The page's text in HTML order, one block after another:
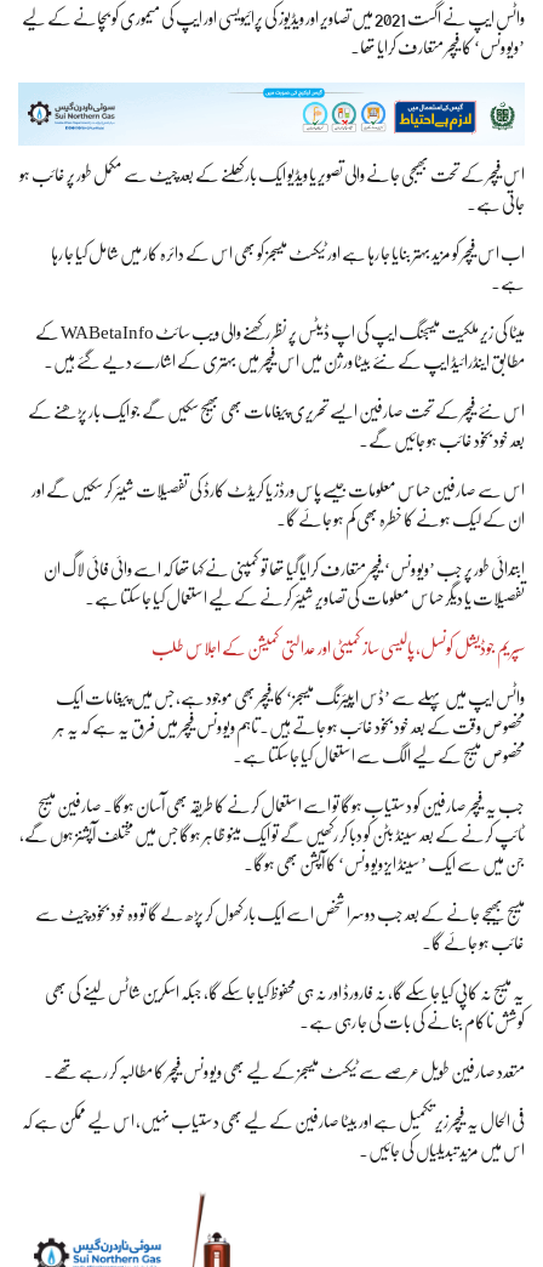
واٹس ایپ نے اگست 2021 میں تصاویر اور ویڈیوز کی پرائیویسی اور ایپ کی میموری کو بچانے کے لیے
’ویو ونس‘ کا فیچر متعارف کرایا تھا۔
اس فیچر کے تحت بھیجی جانے والی تصویر یا ویڈیو ایک بار کھلنے کے بعد چیٹ سے مکمل طور پر غائب ہو
جاتی ہے۔
اب اس فیچر کو مزید بہتر بنایا جا رہا ہے اور ٹیکسٹ میسجز کو بھی اس کے دائرہ کار میں شامل کیا جا رہا
ہے۔
میٹا کی زیر ملکیت میسجنگ ایپ کی اپ ڈیٹس پر نظر رکھنے والی ویب سائٹ WABetaInfo کے
مطابق اینڈرائیڈ ایپ کے نئے بیٹا ورژن میں اس فیچر میں بہتری کے اشارے دیے گئے ہیں۔
اس نئے فیچر کے تحت صارفین ایسے تحریری پیغامات بھی بھیج سکیں گے جو ایک بار پڑھنے کے
بعد خود بخود غائب ہو جائیں گے۔
اس سے صارفین حساس معلومات جیسے پاس ورڈز یا کریڈٹ کارڈ کی تفصیلات شیئر کر سکیں گے اور
ان کے لیک ہونے کا خطرہ بھی کم ہو جائے گا۔
ابتدائی طور پر جب ’ویو ونس‘ فیچر متعارف کرایا گیا تھا تو کمپنی نے کہا تھا کہ اسے وائی فائی لاگ ان
تفصیلات یا دیگر حساس معلومات کی تصاویر شیئر کرنے کے لیے استعمال کیا جا سکتا ہے۔
سپریم جوڈیشل کونسل، پالیسی ساز کمیٹی اور عدالتی کمیشن کے اجلاس طلب
واٹس ایپ میں پہلے سے ’ڈس اپیئرنگ میسجز‘ کا فیچر بھی موجود ہے، جس میں پیغامات ایک
مخصوص وقت کے بعد خود بخود غائب ہو جاتے ہیں۔ تاہم ویو ونس فیچر میں فرق یہ ہے کہ یہ ہر
مخصوص میسج کے لیے الگ سے استعمال کیا جا سکتا ہے۔
جب یہ فیچر صارفین کو دستیاب ہوگا تو اسے استعمال کرنے کا طریقہ بھی آسان ہوگا۔ صارفین میسج
ٹائپ کرنے کے بعد سینڈ بٹن کو دبا کر رکھیں گے تو ایک مینو ظاہر ہوگا جس میں مختلف آپشنز ہوں گے،
جن میں سے ایک ’سینڈ ایز ویو ونس‘ کا آپشن بھی ہوگا۔
میسج بھیجے جانے کے بعد جب دوسرا شخص اسے ایک بار کھول کر پڑھ لے گا تو وہ خود بخود چیٹ سے
غائب ہو جائے گا۔
یہ میسج نہ کاپی کیا جا سکے گا، نہ فارورڈ اور نہ ہی محفوظ کیا جا سکے گا، جبکہ اسکرین شاٹس لینے کی بھی
کوشش ناکام بنانے کی بات کی جا رہی ہے۔
متعدد صارفین طویل عرصے سے ٹیکسٹ میسجز کے لیے بھی ویو ونس فیچر کا مطالبہ کر رہے تھے۔
فی الحال یہ فیچر زیرِ تکمیل ہے اور بیٹا صارفین کے لیے بھی دستیاب نہیں، اس لیے ممکن ہے کہ
اس میں مزید تبدیلیاں کی جائیں۔